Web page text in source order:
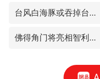
台风白海豚或吞掉台风鲸鱼
佛得角门将亮相智利俱乐部主场